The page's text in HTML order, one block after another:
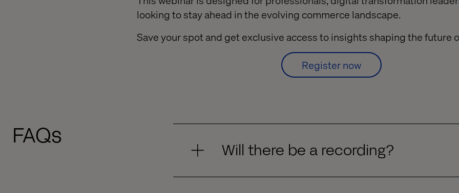
looking to stay ahead in the evolving commerce landscape.
Save your spot and get exclusive access to insights shaping the future
Register now
FAQs
Will there be a recording?